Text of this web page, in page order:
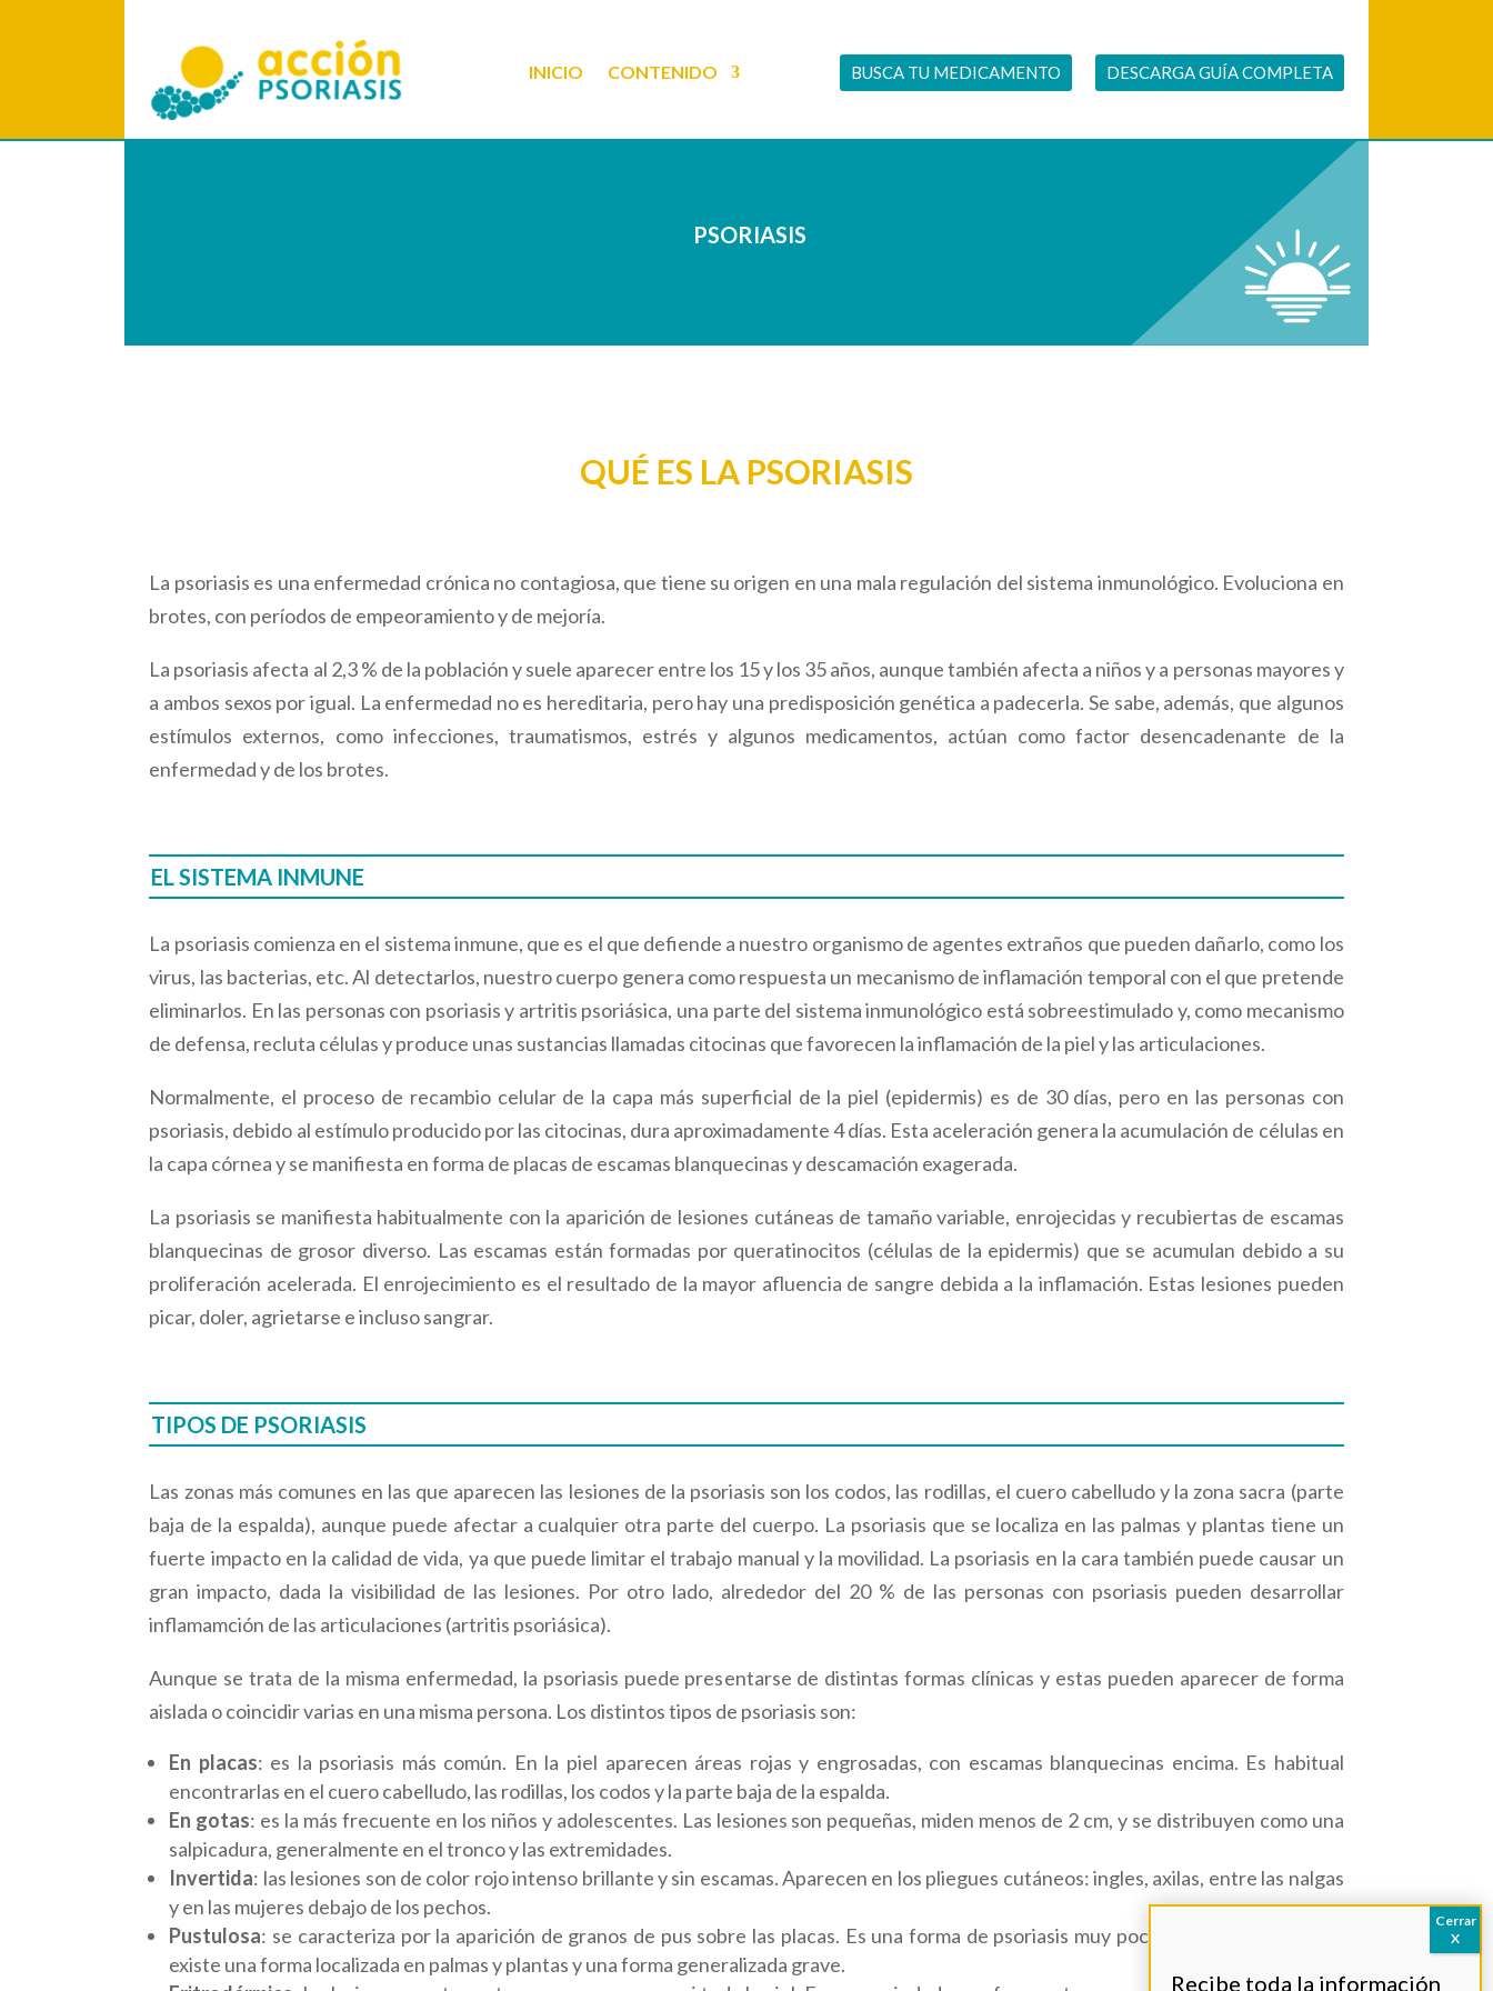
INICIO CONTENIDO BUSCA TU MEDICAMENTO DESCARGA GUÍA COMPLETA
PSORIASIS
QUÉ ES LA PSORIASIS
La psoriasis es una enfermedad crónica no contagiosa, que tiene su origen en una mala regulación del sistema inmunológico. Evoluciona en
brotes, con períodos de empeoramiento y de mejoría.
La psoriasis afecta al 2,3 % de la población y suele aparecer entre los 15 y los 35 años, aunque también afecta a niños y a personas mayores y
a ambos sexos por igual. La enfermedad no es hereditaria, pero hay una predisposición genética a padecerla. Se sabe, además, que algunos
estímulos externos, como infecciones, traumatismos, estrés y algunos medicamentos, actúan como factor desencadenante de la
enfermedad y de los brotes.
EL SISTEMA INMUNE
La psoriasis comienza en el sistema inmune, que es el que defiende a nuestro organismo de agentes extraños que pueden dañarlo, como los
virus, las bacterias, etc. Al detectarlos, nuestro cuerpo genera como respuesta un mecanismo de inflamación temporal con el que pretende
eliminarlos. En las personas con psoriasis y artritis psoriásica, una parte del sistema inmunológico está sobreestimulado y, como mecanismo
de defensa, recluta células y produce unas sustancias llamadas citocinas que favorecen la inflamación de la piel y las articulaciones.
Normalmente, el proceso de recambio celular de la capa más superficial de la piel (epidermis) es de 30 días, pero en las personas con
psoriasis, debido al estímulo producido por las citocinas, dura aproximadamente 4 días. Esta aceleración genera la acumulación de células en
la capa córnea y se manifiesta en forma de placas de escamas blanquecinas y descamación exagerada.
La psoriasis se manifiesta habitualmente con la aparición de lesiones cutáneas de tamaño variable, enrojecidas y recubiertas de escamas
blanquecinas de grosor diverso. Las escamas están formadas por queratinocitos (células de la epidermis) que se acumulan debido a su
proliferación acelerada. El enrojecimiento es el resultado de la mayor afluencia de sangre debida a la inflamación. Estas lesiones pueden
picar, doler, agrietarse e incluso sangrar.
TIPOS DE PSORIASIS
Las zonas más comunes en las que aparecen las lesiones de la psoriasis son los codos, las rodillas, el cuero cabelludo y la zona sacra (parte
baja de la espalda), aunque puede afectar a cualquier otra parte del cuerpo. La psoriasis que se localiza en las palmas y plantas tiene un
fuerte impacto en la calidad de vida, ya que puede limitar el trabajo manual y la movilidad. La psoriasis en la cara también puede causar un
gran impacto, dada la visibilidad de las lesiones. Por otro lado, alrededor del 20 % de las personas con psoriasis pueden desarrollar
inflamamción de las articulaciones (artritis psoriásica).
Aunque se trata de la misma enfermedad, la psoriasis puede presentarse de distintas formas clínicas y estas pueden aparecer de forma
aislada o coincidir varias en una misma persona. Los distintos tipos de psoriasis son:
En placas: es la psoriasis más común. En la piel aparecen áreas rojas y engrosadas, con escamas blanquecinas encima. Es habitual
encontrarlas en el cuero cabelludo, las rodillas, los codos y la parte baja de la espalda.
En gotas: es la más frecuente en los niños y adolescentes. Las lesiones son pequeñas, miden menos de 2 cm, y se distribuyen como una
salpicadura, generalmente en el tronco y las extremidades.
Invertida: las lesiones son de color rojo intenso brillante y sin escamas. Aparecen en los pliegues cutáneos: ingles, axilas, entre las nalgas
y en las mujeres debajo de los pechos.
Pustulosa: se caracteriza por la aparición de granos de pus sobre las placas. Es una forma de psoriasis muy poco frecuente, de la que
existe una forma localizada en palmas y plantas y una forma generalizada grave.